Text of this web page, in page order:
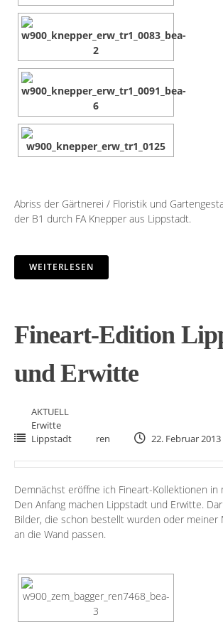
Abriss der Gärtnerei / Floristik und
der B1 durch FA Knepper aus Lippstadt.
WEITERLESEN
Fineart-Edition
und Erwitte
AKTUELL
Erwitte
Lippstadt
ren 22. Februar 2013
Demnächst eröffne ich Fineart-Kollektionen in
Den Anfang machen Lippstadt und Erwitte.
Bilder, die schon bestellt wurden oder meiner
an die Wand passen.